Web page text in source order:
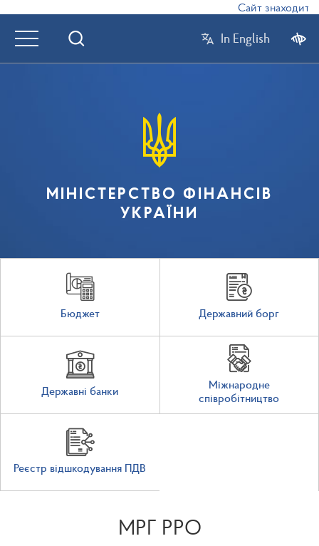
Сайт
In English
МІНІСТЕРСТВО ФІНАНСІВ
УКРАЇНИ
Бюджет Державний борг
Державні банки
Міжнародне
співробітництво
Реєстр відшкодування ПДВ
МРГ РРО